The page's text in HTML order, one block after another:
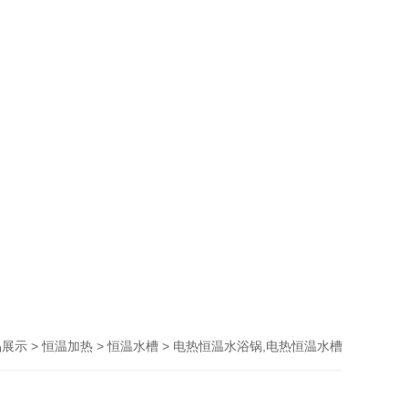
示 >恒温加热 >恒温水槽 > 电热恒温水浴锅,电热恒温水槽